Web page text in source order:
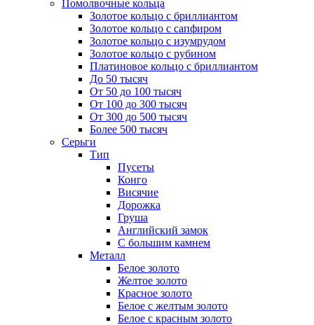
Помолвочные кольца
Золотое кольцо с бриллиантом
Золотое кольцо с сапфиром
Золотое кольцо с изумрудом
Золотое кольцо с рубином
Платиновое кольцо с бриллиантом
До 50 тысяч
От 50 до 100 тысяч
От 100 до 300 тысяч
От 300 до 500 тысяч
Более 500 тысяч
Серьги
Тип
Пусеты
Конго
Висячие
Дорожка
Груша
Английский замок
С большим камнем
Металл
Белое золото
Желтое золото
Красное золото
Белое с желтым золото
Белое с красным золото